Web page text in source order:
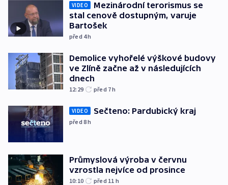
VIDEO
Mezinárodní terorismus se
stal cenově dostupným, varuje
Bartošek
před 4h
Demolice vyhořelé výškové budovy
ve Zlíně začne až v následujících
dnech
12:29 před 7h
VIDEO Sečteno: Pardubický kraj
před 8h
Průmyslová výroba v červnu
vzrostla nejvíce od prosince
10:10 před 11 h